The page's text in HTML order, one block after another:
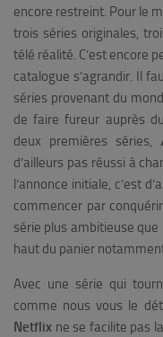
encore restreint. Pour le
trois séries originales,
télé réalité. C’est encore
catalogue s’agrandir. Il
séries provenant du
de faire fureur auprès
deux premières séries,
d’ailleurs pas réussi à
l’annonce initiale, c’est
commencer par
série plus ambitieuse
haut du panier
Avec une série qui
comme nous vous le
Netflix ne se facilite pas